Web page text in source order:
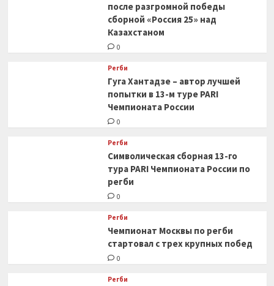
после разгромной победы
сборной «Россия 25» над
Казахстаном
0
Регби
Гуга Хантадзе – автор лучшей
попытки в 13-м туре PARI
Чемпионата России
0
Регби
Символическая сборная 13-го
тура PARI Чемпионата России по
регби
0
Регби
Чемпионат Москвы по регби
стартовал с трех крупных побед
0
Регби